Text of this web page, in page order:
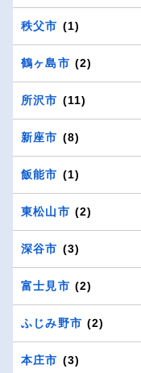
秩父市 (1)
鶴ヶ島市 (2)
所沢市 (11)
新座市 (8)
飯能市 (1)
東松山市 (2)
深谷市 (3)
富士見市 (2)
ふじみ野市 (2)
本庄市 (3)